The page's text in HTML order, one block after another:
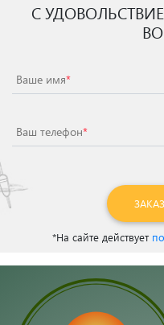
С
Ваше имя*
Ваш телефон*
*На сайте действует